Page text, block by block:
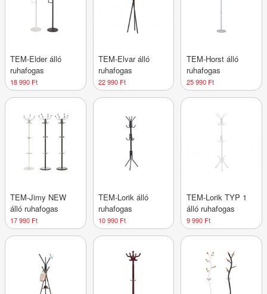
TEM-Elder álló
ruhafogas
18 990 Ft
TEM-Elvar álló
ruhafogas
22 990 Ft
TEM-Horst álló
ruhafogas
25 990 Ft
TEM-Jimy NEW
álló ruhafogas
17 990 Ft
TEM-Lorik álló
ruhafogas
10 990 Ft
TEM-Lorik TYP 1
álló ruhafogas
9 990 Ft